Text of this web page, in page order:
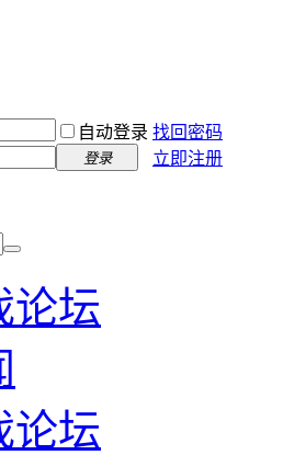
自动登录 找回密码
登录 立即注册
论坛
论坛